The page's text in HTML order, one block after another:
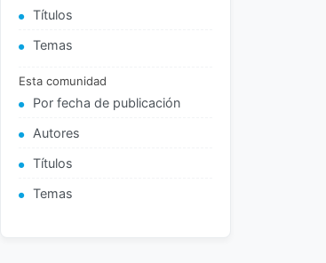
Títulos
Temas
Esta comunidad
Por fecha de publicación
Autores
Títulos
Temas